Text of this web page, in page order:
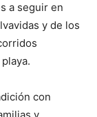
a seguir en
y de los
con